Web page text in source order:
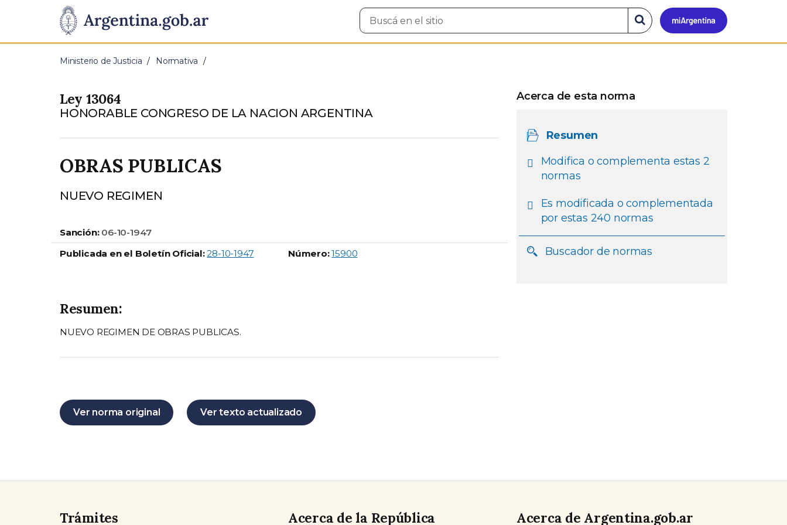
Presidencia
de
Pasar al contenido principal
Mi
Buscar
en
Buscar
en
el
Ministerio de Justicia Normativa
Ley 13064
HONORABLE CONGRESO DE LA NACION ARGENTINA
OBRAS PUBLICAS
NUEVO REGIMEN
Sanción: 06-10-1947
Publicada en el Boletín Oficial: 28-10-1947 Número:Boletín Oficial número:
15900
Resumen:
NUEVO REGIMEN DE OBRAS PUBLICAS.
Ver norma original Ver texto actualizado
Acerca de esta norma
Resumen
Modifica o complementa estas 2
normas
Es modificada o complementada
por estas 240 normas
Buscador de normas
Trámites
Acerca de la República
Acerca de Argentina.gob.ar